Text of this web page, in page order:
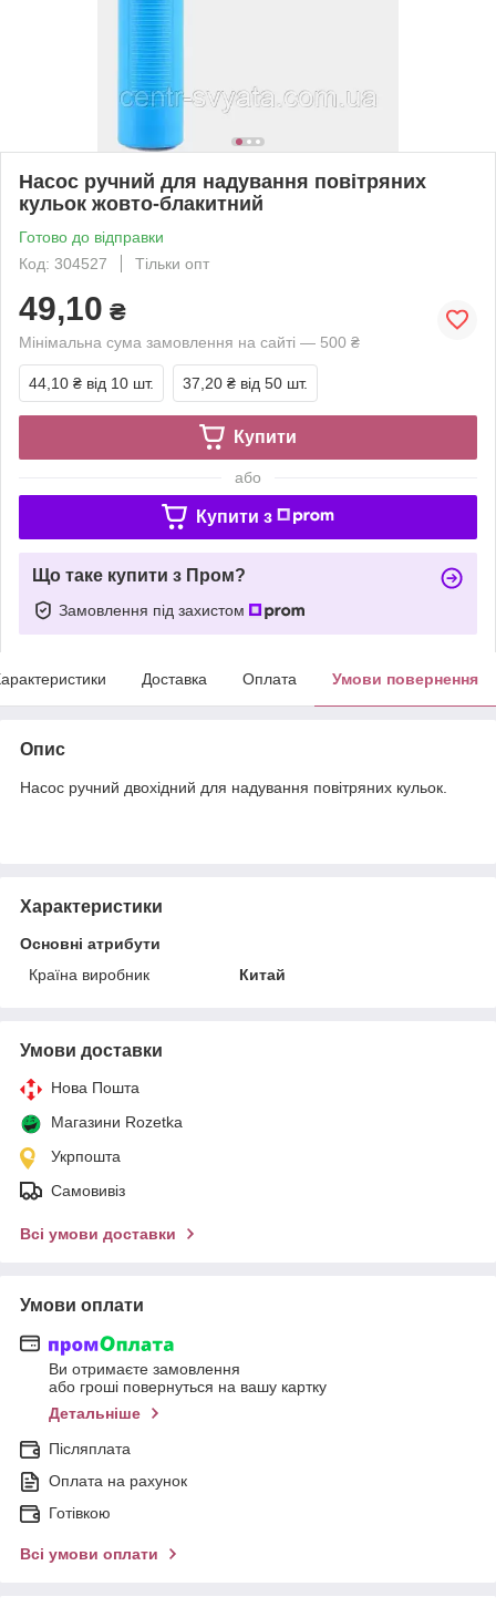
Насос ручний для надування повітряних
кульок жовто-блакитний
Готово до відправки
Код: 304527
Тільки опт
49,10 ₴
Мінімальна сума замовлення на сайті — 500 ₴
44,10 ₴ від 10 шт. 37,20 ₴ від 50 шт.
Купити
або
Купити з
Що таке купити з Пром?
Замовлення під захистом
Доставка Оплата Умови повернення
Опис
Насос ручний двохідний для надування повітряних кульок.
Характеристики
Основні атрибути
Країна виробник
Китай
Умови доставки
Нова Пошта
Магазини Rozetka
Укрпошта
Самовивіз
Всі умови доставки
Умови оплати
Ви отримаєте замовлення
або гроші повернуться на вашу картку
Детальніше
Післяплата
Оплата на рахунок
Готівкою
Всі умови оплати